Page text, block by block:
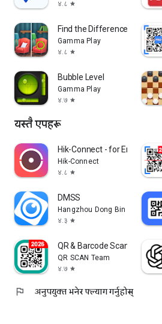
४.८ star
Find the Difference 1000+
Gamma Play
४.८ star
Bubble Level
Gamma Play
४.७ star
यस्तै एपहरू
Hik-Connect - for End User
Hik-Connect
४.८ star
DMSS
Hangzhou Dong Bin
४.३ star
QR & Barcode Scanner
QR SCAN Team
४.७ star
flag अनुपयुक्त भनेर फ्ल्याग गर्नुहोस्